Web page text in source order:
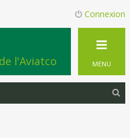
Connexion
l'Aviatco MENU